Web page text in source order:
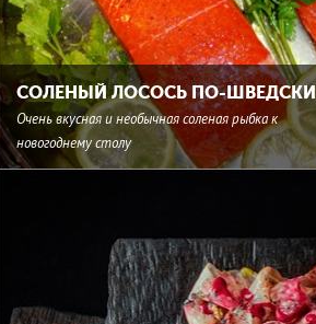
СОЛЕНЫЙ ЛОСОСЬ ПО-ШВЕДСКИ
Очень вкусная и необычная соленая рыбка к
новогоднему столу